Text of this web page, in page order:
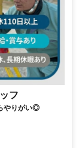
フ
やりがい◎